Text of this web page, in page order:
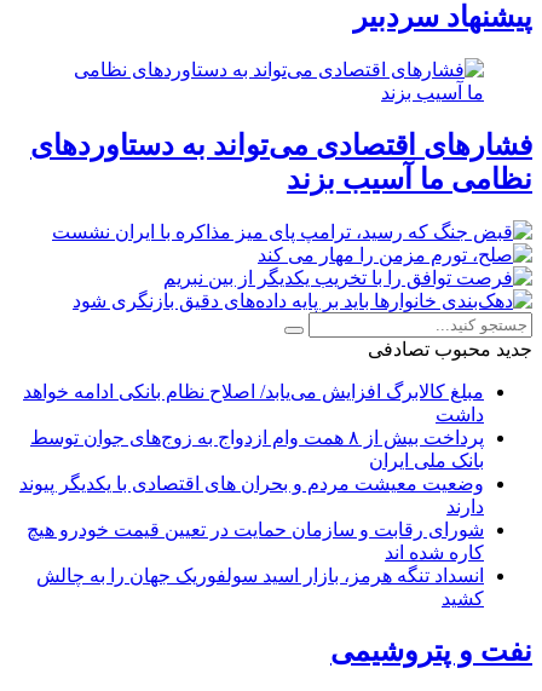
پیشنهاد سردبیر
فشارهای اقتصادی می‌تواند به دستاوردهای
نظامی ما آسیب بزند
جدید محبوب تصادفی
مبلغ کالابرگ افزایش می‌یابد/ اصلاح نظام بانکی ادامه خواهد
داشت
پرداخت بیش از ۸ همت وام ازدواج به زوج‌های جوان توسط
بانک ملی ایران
وضعیت معیشت مردم و بحران های اقتصادی با یکدیگر پیوند
دارند
شورای رقابت و سازمان حمایت در تعیین قیمت خودرو هیچ
کاره شده اند
انسداد تنگه هرمز، بازار اسید سولفوریک جهان را به چالش
کشید
نفت و پتروشیمی